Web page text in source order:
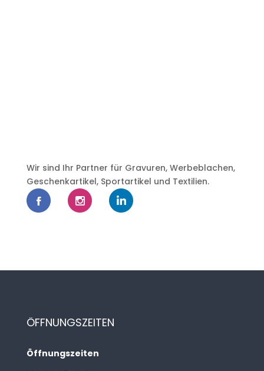
Wir sind Ihr Partner für Gravuren, Werbeblachen,
Geschenkartikel, Sportartikel und Textilien.
ÖFFNUNGSZEITEN
Öffnungszeiten